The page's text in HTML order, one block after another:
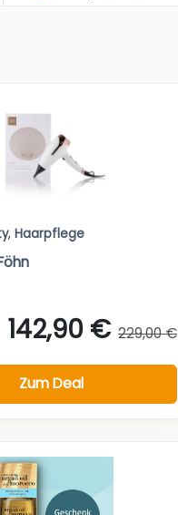
, Haarpflege
142,90 € 229,00 €
Zum Deal